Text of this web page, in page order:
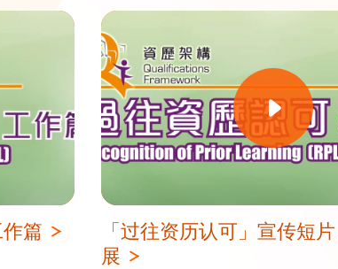
篇
「过往资历认可」宣传短
展